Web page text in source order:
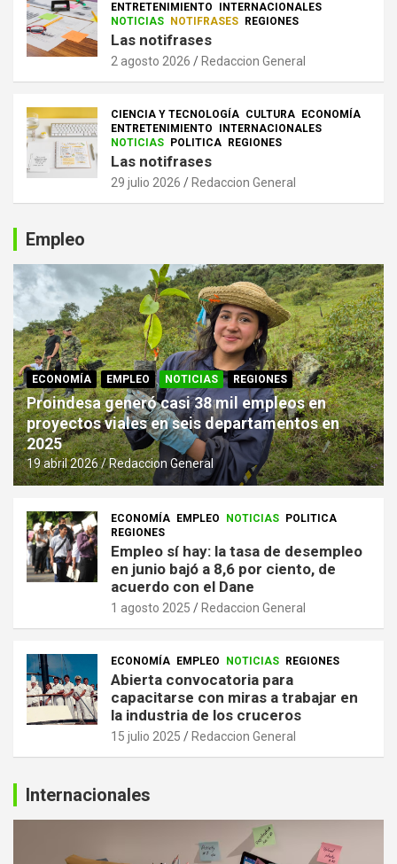
ENTRETENIMIENTO
INTERNACIONALES
NOTICIAS NOTIFRASES REGIONES
Las notifrases
2 agosto 2026 Redaccion General
CIENCIA Y TECNOLOGÍA CULTURA ECONOMÍA
ENTRETENIMIENTO
INTERNACIONALES
NOTICIAS POLITICA REGIONES
Las notifrases
29 julio 2026 Redaccion General
Empleo
ECONOMÍA EMPLEO NOTICIAS REGIONES
Proindesa generó casi 38 mil empleos en
proyectos viales en seis departamentos en
2025
19 abril 2026 Redaccion General
ECONOMÍA EMPLEO NOTICIAS
POLITICA
REGIONES
Empleo sí hay: la tasa de desempleo
en junio bajó a 8,6 por ciento, de
acuerdo con el Dane
1 agosto 2025 Redaccion General
ECONOMÍA EMPLEO NOTICIAS REGIONES
Abierta convocatoria para
capacitarse con miras a trabajar en
la industria de los cruceros
15 julio 2025 Redaccion General
Internacionales